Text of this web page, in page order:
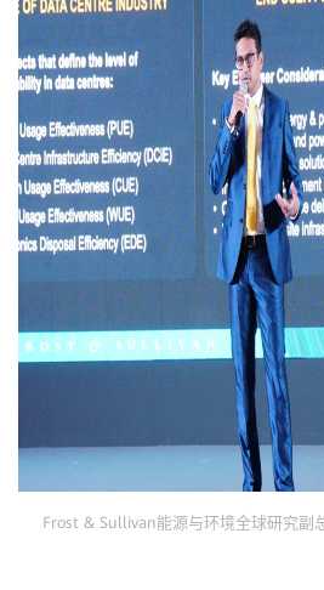
Frost & Sullivan能源与环境全球研究副